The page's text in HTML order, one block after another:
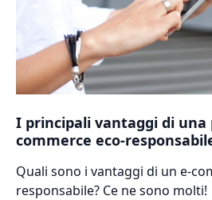
I principali vantaggi di
commerce eco-
Quali sono i vantaggi di un e-
responsabile? Ce ne sono molti!